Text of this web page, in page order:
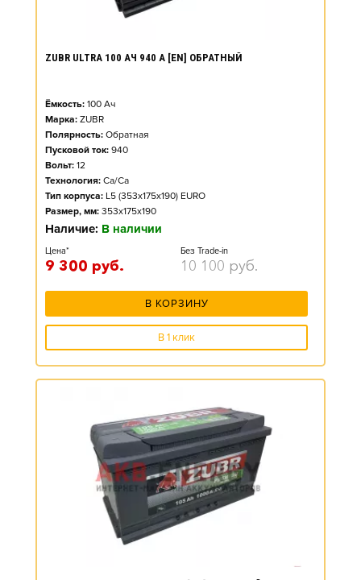
ZUBR ULTRA 100 АЧ 940 А [EN] ОБРАТНЫЙ
Ёмкость: 100 Ач
Марка: ZUBR
Полярность: Обратная
Пусковой ток: 940
Вольт: 12
Технология: Ca/Ca
Тип корпуса: L5 (353x175x190) EURO
Размер, мм: 353x175x190
Наличие: В наличии
Цена*
9 300 руб.
Без Trade-in
10 100 руб.
В КОРЗИНУ
В 1 клик